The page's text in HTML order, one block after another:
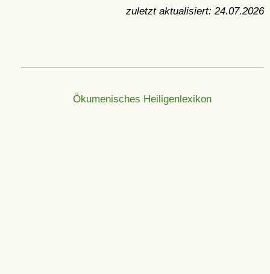
zuletzt aktualisiert: 24.07.2026
Ökumenisches Heiligenlexikon